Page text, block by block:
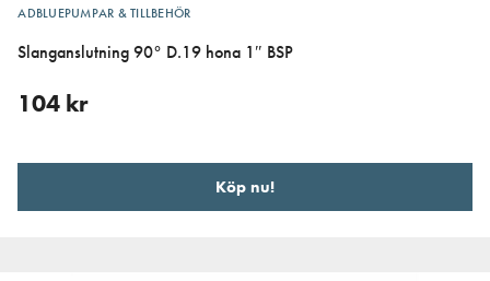
ADBLUEPUMPAR & TILLBEHÖR
Slanganslutning 90° D.19 hona 1″ BSP
104 kr
Köp nu!